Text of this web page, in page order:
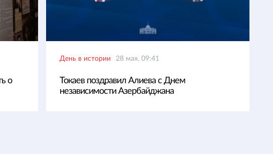
о
День в истории 28 мая, 09:41
Токаев поздравил Алиева с Днем
независимости Азербайджана